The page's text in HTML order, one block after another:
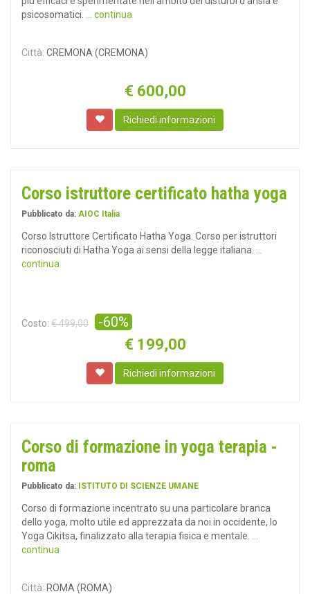
psicosomatici.
... continua
Città: CREMONA (CREMONA)
€ 600,00
Richiedi informazioni
Corso istruttore certificato hatha yoga
Pubblicato da: AIOC Italia
Corso Istruttore Certificato Hatha Yoga. Corso per istruttori
riconosciuti di Hatha Yoga ai sensi della legge italiana.
continua
Costo: € 499,00 -60%
€ 199,00
Richiedi informazioni
Corso di formazione in yoga terapia -
roma
Pubblicato da: ISTITUTO DI SCIENZE UMANE
Corso di formazione incentrato su una particolare branca
dello yoga, molto utile ed apprezzata da noi in occidente, lo
Yoga Cikitsa, finalizzato alla terapia fisica e mentale.
continua
Città: ROMA (ROMA)